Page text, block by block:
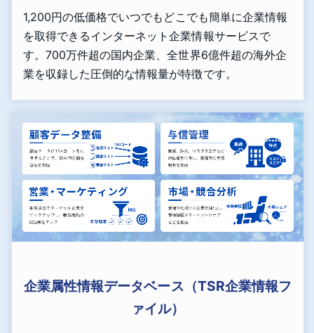
1,200円の低価格でいつでもどこでも簡単に企業情報
を取得できるインターネット企業情報サービスで
す。700万件超の国内企業、全世界6億件超の海外企
業を収録した圧倒的な情報量が特徴です。
企業属性情報データベース（TSR企業情報フ
ァイル）